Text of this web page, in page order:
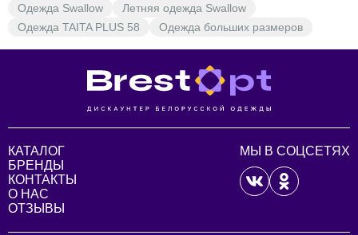
Одежда Swallow
Летняя одежда Swallow
Одежда TAITA PLUS 58
Одежда больших размеров
КАТАЛОГ
БРЕНДЫ
КОНТАКТЫ
О НАС
ОТЗЫВЫ
МЫ В СОЦСЕТЯХ